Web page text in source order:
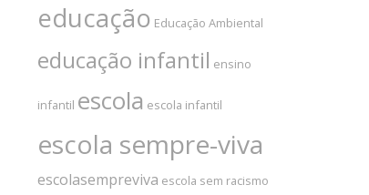
educação Educação Ambiental
educação infantil ensino
infantil escola escola infantil
escola sempre-viva
escolasempreviva escola sem racismo